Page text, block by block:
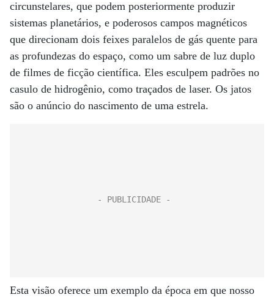
circunstelares, que podem posteriormente produzir
sistemas planetários, e poderosos campos magnéticos
que direcionam dois feixes paralelos de gás quente para
as profundezas do espaço, como um sabre de luz duplo
de filmes de ficção científica. Eles esculpem padrões no
casulo de hidrogênio, como traçados de laser. Os jatos
são o anúncio do nascimento de uma estrela.
Esta visão oferece um exemplo da época em que nosso